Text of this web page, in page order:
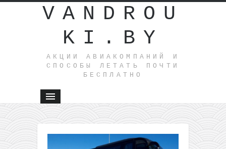
VANDROU
KI.BY
АКЦИИ АВИАКОМПАНИЙ И
СПОСОБЫ ЛЕТАТЬ ПОЧТИ
БЕСПЛАТНО